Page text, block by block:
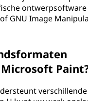
ontwerpsoftware
GNU Image
verschillende